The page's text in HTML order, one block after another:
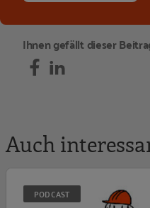
Ihnen gefällt dieser
Auch
PODCAST